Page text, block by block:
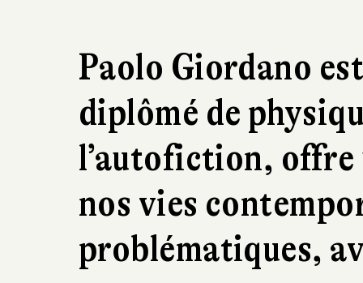
Paolo Giordano
diplômé de
l’autofiction,
nos vies
problématiques,